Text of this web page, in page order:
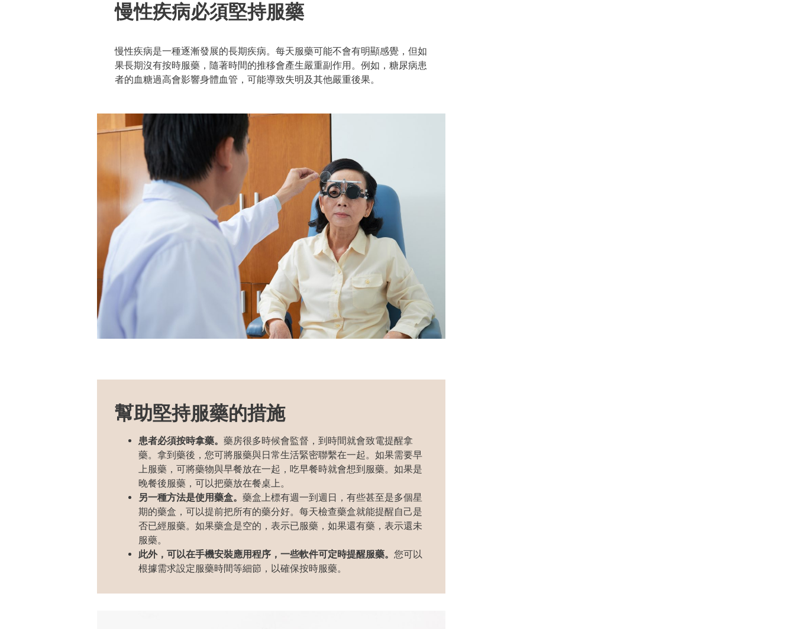
慢性疾病必須堅持服藥
慢性疾病是一種逐漸發展的長期疾病。每天服藥可能不會有明顯感覺，但如
果長期沒有按時服藥，隨著時間的推移會產生嚴重副作用。例如，糖尿病患
者的血糖過高會影響身體血管，可能導致失明及其他嚴重後果。
幫助堅持服藥的措施
患者必須按時拿藥。藥房很多時候會監督，到時間就會致電提醒拿
藥。拿到藥後，您可將服藥與日常生活緊密聯繫在一起。如果需要早
上服藥，可將藥物與早餐放在一起，吃早餐時就會想到服藥。如果是
晚餐後服藥，可以把藥放在餐桌上。
另一種方法是使用藥盒。藥盒上標有週一到週日 ，有些甚至是多個星
期的藥盒，可以提前把所有的藥分好。每天檢查藥盒就能提醒自己是
否已經服藥。如果藥盒是空的，表示已服藥，如果還有藥，表示還未
服藥。
此外，可以在手機安裝應用程序，一些軟件可定時提醒服藥。您可以
根據需求設定服藥時間等細節，以確保按時服藥。